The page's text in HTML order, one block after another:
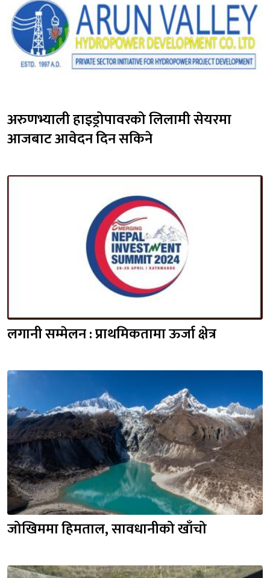
अरुणभ्याली हाइड्रोपावरको लिलामी सेयरमा
आजबाट आवेदन दिन सकिने
लगानी सम्मेलन : प्राथमिकतामा ऊर्जा क्षेत्र
जोखिममा हिमताल, सावधानीको खाँचो